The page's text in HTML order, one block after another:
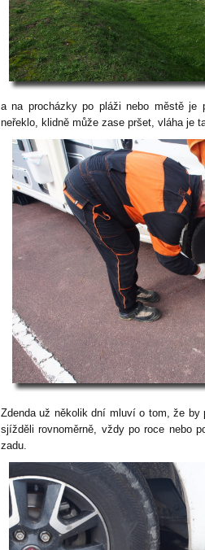
a na procházky po pláži nebo městě
neřeklo, klidně může zase pršet, vláha je
Zdenda už několik dní mluví o tom, že by
sjížděli rovnoměrně, vždy po roce nebo
zadu.